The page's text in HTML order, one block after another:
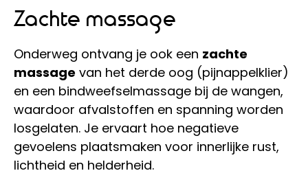
Zachte massage
Onderweg ontvang je ook een zachte
massage van het derde oog (pijnappelklier)
en een bindweefselmassage bij de wangen,
waardoor afvalstoffen en spanning worden
losgelaten. Je ervaart hoe negatieve
gevoelens plaatsmaken voor innerlijke rust,
lichtheid en helderheid.